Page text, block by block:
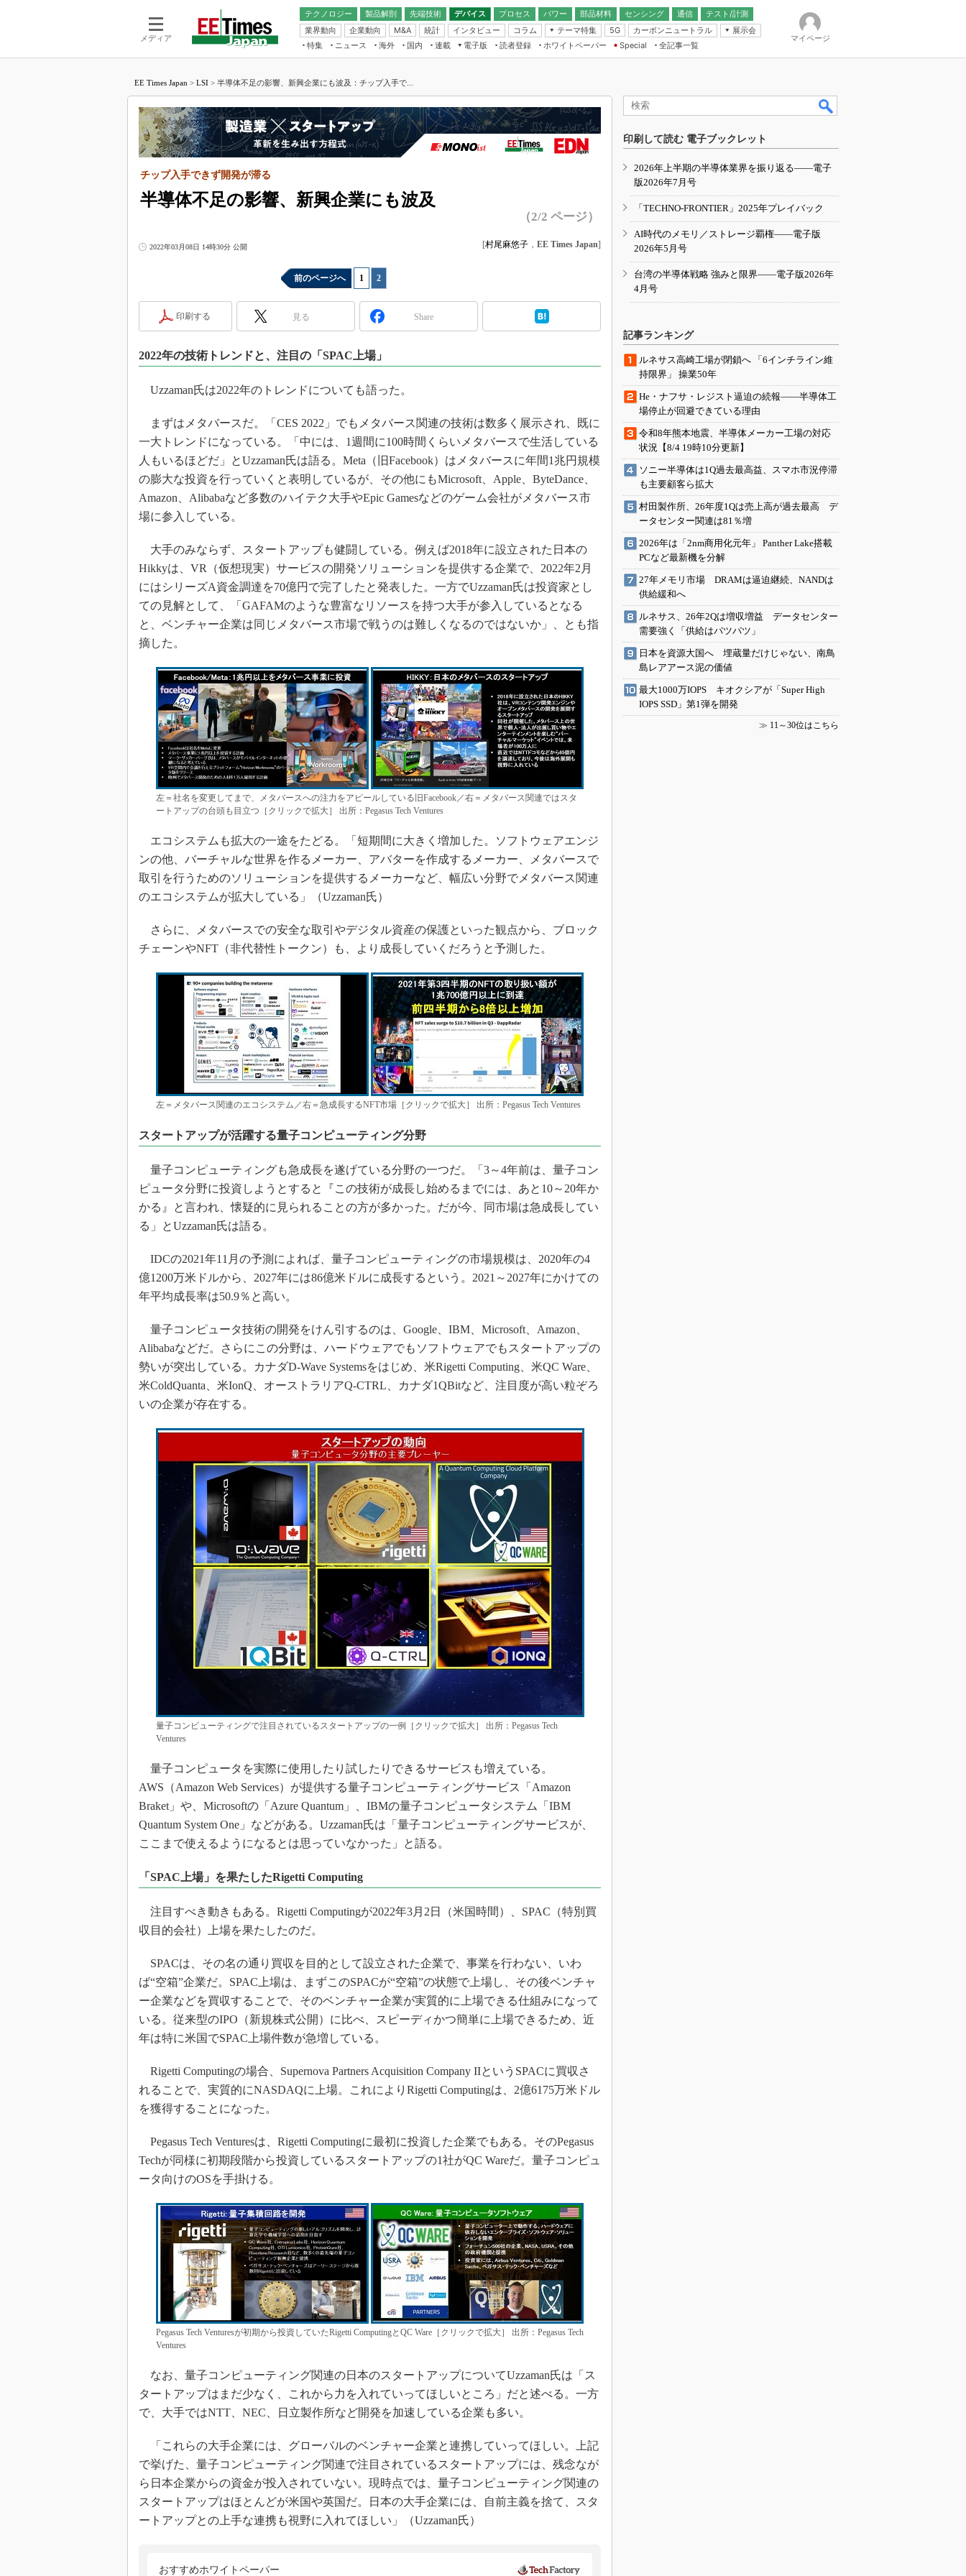
メディア
テクノロジー 製品解剖
先端技術
電池／エネルギー
デバイス
アナログ
マイコン
FPGA
プロセス パワー 部品材料 センシング
通信
無線
テスト/計測
業界動向
企業動向 M&A 統計 インタビュー コラム
テーマ特集
フィジカルAI
半導体後工程
読者調査（EE Times Research）
電源設計（EDN Japan）
5G カーボンニュートラル
展示会
IoT・エッジコンピューティング
EXPO
EdgeTech＋
TECHNO-FRONTIER
人とくるま展
特集 ニュース 海外 国内
連載
福田昭のデバイス通信
湯之上隆のナノフォーカス
大山聡の業界スコープ
大原雄介のエレ・組み込みプレイバ
学漂流記
この10年で起こったこと、次の10年
で起こること
製品分解で探るアジアの新トレンド
“異端児エンジニア”が仕掛けた社内
改革、執念の180日
イノベーションは日本を救うのか
IHSアナリスト「未来展望」
「英語に愛されないエンジニア」の
ための新行動論
電子版
電子ブックレット
読者登録 ホワイトペーパー
Special
全記事一覧
マイページ
EE Times Japan > LSI > 半導体不足の影響、新興企業にも波及：チップ入手で...
半導体不足の影響、新興企業にも波及
チップ入手できず開発が滞る
（2/2 ページ）
2022年03月08日 14時30分 公開 [村尾麻悠子 ， EE Times Japan]
前のページへ 1 2
印刷する 見る Share
2022年の技術トレンドと、注目の「SPAC上場」
Uzzaman氏は2022年のトレンドについても語った。
まずはメタバースだ。「CES 2022」でもメタバース関連の技術は数多く展示され、既に
一大トレンドになっている。「中には、1週間に100時間くらいメタバースで生活している
人もいるほどだ」とUzzaman氏は語る。Meta（旧Facebook）はメタバースに年間1兆円規模
の膨大な投資を行っていくと表明しているが、その他にもMicrosoft、Apple、ByteDance、
Amazon、Alibabaなど多数のハイテク大手やEpic Gamesなどのゲーム会社がメタバース市
場に参入している。
大手のみならず、スタートアップも健闘している。例えば2018年に設立された日本の
Hikkyは、VR（仮想現実）サービスの開発ソリューションを提供する企業で、2022年2月
にはシリーズA資金調達を70億円で完了したと発表した。一方でUzzaman氏は投資家とし
ての見解として、「GAFAMのような豊富なリソースを持つ大手が参入しているとなる
と、ベンチャー企業は同じメタバース市場で戦うのは難しくなるのではないか」、とも指
摘した。
左＝社名を変更してまで、メタバースへの注力をアピールしている旧Facebook／右＝メタバース関連ではスタ
ートアップの台頭も目立つ［クリックで拡大］ 出所：Pegasus Tech Ventures
エコシステムも拡大の一途をたどる。「短期間に大きく増加した。ソフトウェアエンジ
ンの他、バーチャルな世界を作るメーカー、アバターを作成するメーカー、メタバースで
取引を行うためのソリューションを提供するメーカーなど、幅広い分野でメタバース関連
のエコシステムが拡大している」（Uzzaman氏）
さらに、メタバースでの安全な取引やデジタル資産の保護といった観点から、ブロック
チェーンやNFT（非代替性トークン）も、より成長していくだろうと予測した。
左＝メタバース関連のエコシステム／右＝急成長するNFT市場［クリックで拡大］ 出所：Pegasus Tech Ventures
スタートアップが活躍する量子コンピューティング分野
量子コンピューティングも急成長を遂げている分野の一つだ。「3～4年前は、量子コン
ピュータ分野に投資しようとすると『この技術が成長し始めるまでには、あと10～20年か
かる』と言われ、懐疑的に見られることの方が多かった。だが今、同市場は急成長してい
る」とUzzaman氏は語る。
IDCの2021年11月の予測によれば、量子コンピューティングの市場規模は、2020年の4
億1200万米ドルから、2027年には86億米ドルに成長するという。2021～2027年にかけての
年平均成長率は50.9％と高い。
量子コンピュータ技術の開発をけん引するのは、Google、IBM、Microsoft、Amazon、
Alibabaなどだ。さらにこの分野は、ハードウェアでもソフトウェアでもスタートアップの
勢いが突出している。カナダD-Wave Systemsをはじめ、米Rigetti Computing、米QC Ware、
米ColdQuanta、米IonQ、オーストラリアQ-CTRL、カナダ1QBitなど、注目度が高い粒ぞろ
いの企業が存在する。
量子コンピューティングで注目されているスタートアップの一例［クリックで拡大］ 出所：Pegasus Tech
Ventures
量子コンピュータを実際に使用したり試したりできるサービスも増えている。
AWS（Amazon Web Services）が提供する量子コンピューティングサービス「Amazon
Braket」や、Microsoftの「Azure Quantum」、IBMの量子コンピュータシステム「IBM
Quantum System One」などがある。Uzzaman氏は「量子コンピューティングサービスが、
ここまで使えるようになるとは思っていなかった」と語る。
「SPAC上場」を果たしたRigetti Computing
注目すべき動きもある。Rigetti Computingが2022年3月2日（米国時間）、SPAC（特別買
収目的会社）上場を果たしたのだ。
SPACは、その名の通り買収を目的として設立された企業で、事業を行わない、いわ
ば“空箱”企業だ。SPAC上場は、まずこのSPACが“空箱”の状態で上場し、その後ベンチャ
ー企業などを買収することで、そのベンチャー企業が実質的に上場できる仕組みになって
いる。従来型のIPO（新規株式公開）に比べ、スピーディかつ簡単に上場できるため、近
年は特に米国でSPAC上場件数が急増している。
Rigetti Computingの場合、Supernova Partners Acquisition Company IIというSPACに買収さ
れることで、実質的にNASDAQに上場。これによりRigetti Computingは、2億6175万米ドル
を獲得することになった。
Pegasus Tech Venturesは、Rigetti Computingに最初に投資した企業でもある。そのPegasus
Techが同様に初期段階から投資しているスタートアップの1社がQC Wareだ。量子コンピュ
ータ向けのOSを手掛ける。
Pegasus Tech Venturesが初期から投資していたRigetti ComputingとQC Ware［クリックで拡大］ 出所：Pegasus Tech
Ventures
なお、量子コンピューティング関連の日本のスタートアップについてUzzaman氏は「ス
タートアップはまだ少なく、これから力を入れていってほしいところ」だと述べる。一方
で、大手ではNTT、NEC、日立製作所など開発を加速している企業も多い。
「これらの大手企業には、グローバルのベンチャー企業と連携していってほしい。上記
で挙げた、量子コンピューティング関連で注目されているスタートアップには、残念なが
ら日本企業からの資金が投入されていない。現時点では、量子コンピューティング関連の
スタートアップはほとんどが米国や英国だ。日本の大手企業には、自前主義を捨て、スタ
ートアップとの上手な連携も視野に入れてほしい」（Uzzaman氏）
おすすめホワイトペーパー
印刷して読む 電子ブックレット
2026年上半期の半導体業界を振り返る――電子
版2026年7月号
「TECHNO-FRONTIER」2025年プレイバック
AI時代のメモリ／ストレージ覇権――電子版
2026年5月号
台湾の半導体戦略 強みと限界――電子版2026年
4月号
記事ランキング
ルネサス高崎工場が閉鎖へ 「6インチライン維
持限界」 操業50年
He・ナフサ・レジスト逼迫の続報――半導体工
場停止が回避できている理由
令和8年熊本地震、半導体メーカー工場の対応
状況【8/4 19時10分更新】
ソニー半導体は1Q過去最高益、スマホ市況停滞
も主要顧客ら拡大
村田製作所、26年度1Qは売上高が過去最高 デ
ータセンター関連は81％増
2026年は「2nm商用化元年」 Panther Lake搭載
PCなど最新機を分解
27年メモリ市場 DRAMは逼迫継続、NANDは
供給緩和へ
ルネサス、26年2Qは増収増益 データセンター
需要強く「供給はパツパツ」
日本を資源大国へ 埋蔵量だけじゃない、南鳥
島レアアース泥の価値
最大1000万IOPS キオクシアが「Super High
IOPS SSD」第1弾を開発
≫ 11～30位はこちら